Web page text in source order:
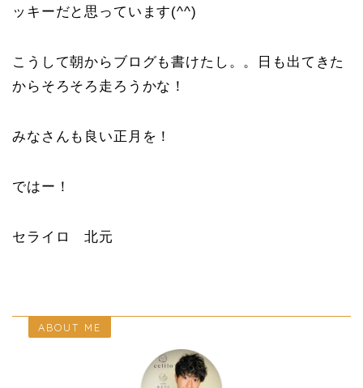
ッキーだと思っています(^^)
こうして朝からブログも書けたし。。日も出てきた
からそろそろ走ろうかな！
みなさんも良い正月を！
ではー！
セライロ 北元
ABOUT ME